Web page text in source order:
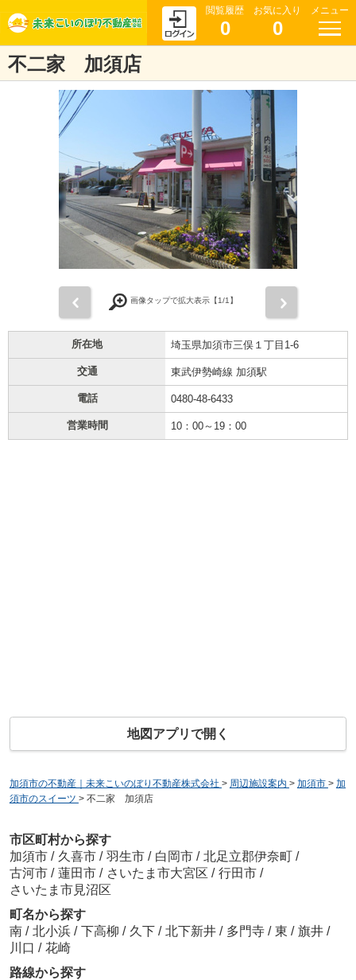
閲覧履歴
0
お気に入り
0
メニュー
不二家 加須店
画像タップで拡大表示【1/1】
所在地 埼玉県加須市三俣１丁目1-6
交通 東武伊勢崎線 加須駅
電話 0480-48-6433
営業時間 10：00～19：00
地図アプリで開く
加須市の不動産｜未来こいのぼり不動産株式会社 > 周辺施設案内 > 加須市 > 加
須市のスイーツ > 不二家 加須店
市区町村から探す
加須市 / 久喜市 / 羽生市 / 白岡市 / 北足立郡伊奈町 /
古河市 / 蓮田市 / さいたま市大宮区 / 行田市 /
さいたま市見沼区
町名から探す
南 / 北小浜 / 下高柳 / 久下 / 北下新井 / 多門寺 / 東 / 旗井 /
川口 / 花崎
路線から探す